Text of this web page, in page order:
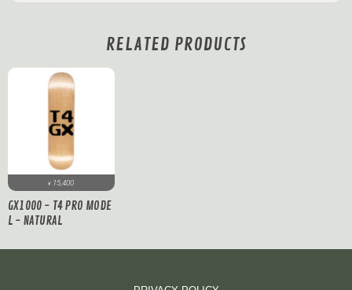
RELATED PRODUCTS
¥ 15,400
GX1000 - T4 PRO MODE
L - NATURAL